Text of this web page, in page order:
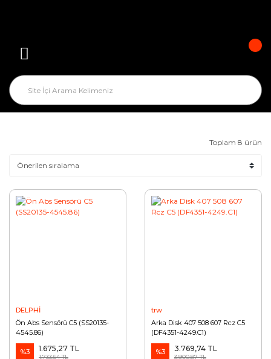
Toplam 8 ürün
DELPHİ
Ön Abs Sensörü C5 (SS20135-
4545.86)
%3 1.675,27 TL
1.733,54 TL
trw
Arka Disk 407 508 607 Rcz C5
(DF4351-4249.C1)
%3 3.769,74 TL
3.900,87 TL